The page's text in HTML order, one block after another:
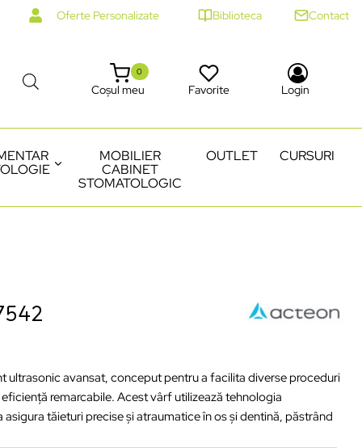
Oferte Personalizate Biblioteca Contact
Coșul meu
0
Favorite Login
MOBILIER
CABINET
STOMATOLOGIC
OUTLET CURSURI
ultrasonic avansat, conceput pentru a facilita diverse proceduri
remarcabile. Acest vârf utilizează tehnologia
tăieturi precise și atraumatice în os și dentină, păstrând